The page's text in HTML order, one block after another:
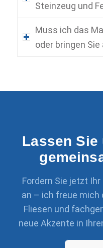
Steinzeug und
Muss ich das
oder bringen
Lassen
Fordern Sie jetzt
an – ich freue
Fliesen und
neue Akzente in